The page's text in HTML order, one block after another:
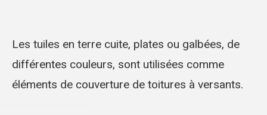
Les tuiles en terre cuite, plates ou galbées, de
différentes couleurs, sont utilisées comme
éléments de couverture de toitures à versants.